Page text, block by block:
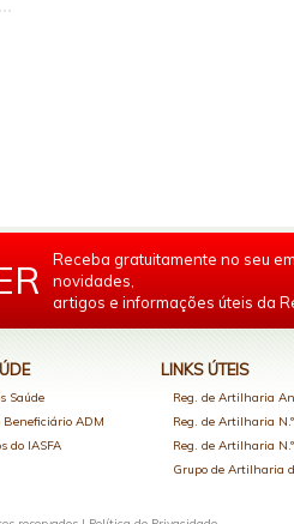
Receba gratuitamente no seu
novidades,
artigos e informações úteis da
Saúde
Beneficiário ADM
do IASFA
LINKS ÚTEIS
Reg. de Artilharia
Reg. de Artilharia
Reg. de Artilharia
Grupo de Artilharia